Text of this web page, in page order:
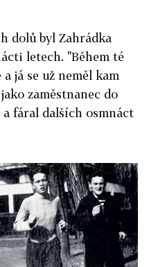
dolů byl Zahrádka
letech. "Během té
já se už neměl kam
zaměstnanec do
fáral dalších osmnáct